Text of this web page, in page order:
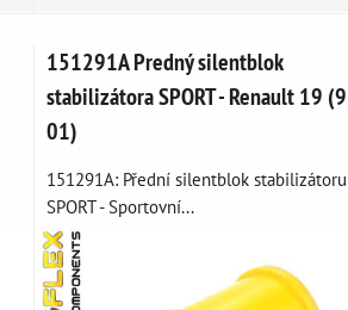
151291A Predný silentblok
stabilizátora SPORT - Renault 19
01)
151291A: Přední silentblok stabilizátoru
SPORT - Sportovní...